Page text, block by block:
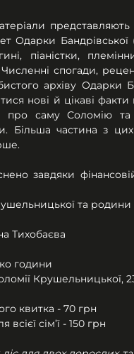
Одарки Бандрівської
піаністки,
спогади,
архіву Одарки
нові й цікаві
про саму Соломію та
Більша частина з цих
завдяки
та родини
Тихобаєва
години
Крушельницької,
квитка - 70 грн
всієї сім’ї - 150 грн